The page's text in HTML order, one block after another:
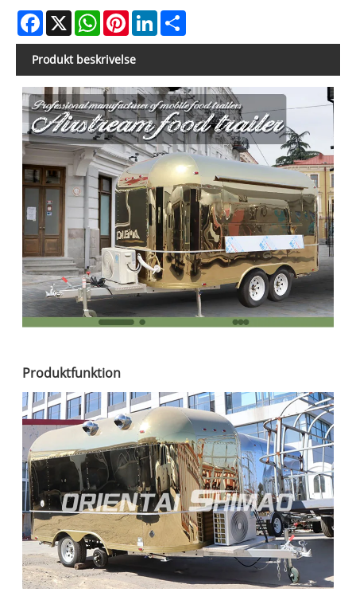
Facebook
X WhatsAppPinterestLinkedIn
Produkt beskrivelse
Produktfunktion